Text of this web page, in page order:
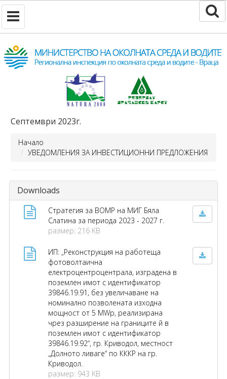
Септември 2023г.
Начало
УВЕДОМЛЕНИЯ ЗА ИНВЕСТИЦИОННИ ПРЕДЛОЖЕНИЯ
Downloads
Стратегия за ВОМР на МИГ Бяла
Слатина за периода 2023 - 2027 г.
размер: 216 KB
ИП: „Реконструкция на работеща
фотоволтаична
електроцентроцентрала, изградена в
поземлен имот с идентификатор
39846.19.91, без увеличаване на
номинално позволената изходна
мощност от 5 MWp, реализирана
чрез разширение на границите й в
поземлен имот с идентификатор
39846.19.92“, гр. Криводол, местност
„Долното ливаге“ по КККР на гр.
Криводол.
размер: 943 KB